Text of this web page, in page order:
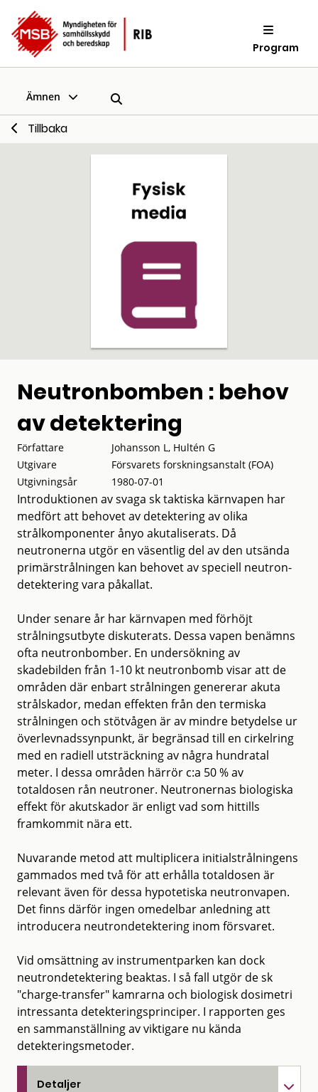
Program
Ämnen
Tillbaka
Neutronbomben : behov
av detektering
Författare
Johansson L, Hultén G
Utgivare
Försvarets forskningsanstalt (FOA)
Utgivningsår
1980-07-01
Introduktionen av svaga sk taktiska kärnvapen har
medfört att behovet av detektering av olika
strålkomponenter ånyo akutaliserats. Då
neutronerna utgör en väsentlig del av den utsända
primärstrålningen kan behovet av speciell neutron-
detektering vara påkallat.
Under senare år har kärnvapen med förhöjt
strålningsutbyte diskuterats. Dessa vapen benämns
ofta neutronbomber. En undersökning av
skadebilden från 1-10 kt neutronbomb visar att de
områden där enbart strålningen genererar akuta
strålskador, medan effekten från den termiska
strålningen och stötvågen är av mindre betydelse ur
överlevnadssynpunkt, är begränsad till en cirkelring
med en radiell utsträckning av några hundratal
meter. I dessa områden härrör c:a 50 % av
totaldosen rån neutroner. Neutronernas biologiska
effekt för akutskador är enligt vad som hittills
framkommit nära ett.
Nuvarande metod att multiplicera initialstrålningens
gammados med två för att erhålla totaldosen är
relevant även för dessa hypotetiska neutronvapen.
Det finns därför ingen omedelbar anledning att
introducera neutrondetektering inom försvaret.
Vid omsättning av instrumentparken kan dock
neutrondetektering beaktas. I så fall utgör de sk
"charge-transfer" kamrarna och biologisk dosimetri
intressanta detekteringsprinciper. I rapporten ges
en sammanställning av viktigare nu kända
detekteringsmetoder.
Detaljer